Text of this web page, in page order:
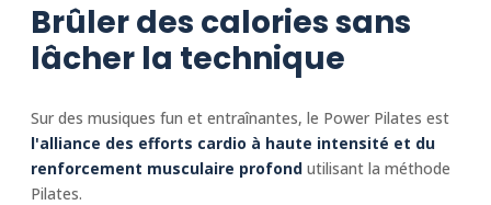
Brûler des calories sans
lâcher la technique
Sur des musiques fun et entraînantes, le Power Pilates est
l'alliance des efforts cardio à haute intensité et du
renforcement musculaire profond utilisant la méthode
Pilates.